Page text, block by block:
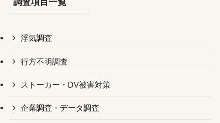
調査項目一覧
浮気調査
行方不明調査
ストーカー・DV被害対策
企業調査・データ調査